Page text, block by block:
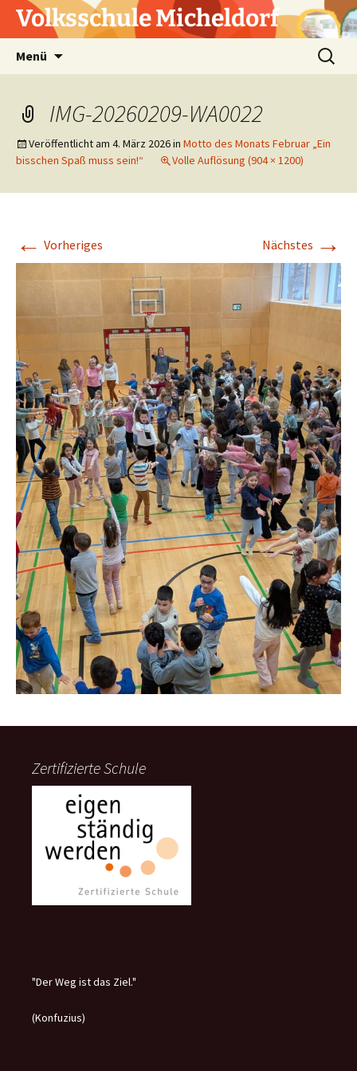
Zum
InhaltVolksschule Micheldorf
Menü
Suchen
nach:
IMG-20260209-WA0022
Veröffentlicht am 4. März 2026in Motto des Monats Februar „Ein
bisschen Spaß muss sein!“
Volle Auflösung (904 × 1200)
← Vorheriges Nächstes →
Zertifizierte Schule
"Der Weg ist das Ziel."
(Konfuzius)